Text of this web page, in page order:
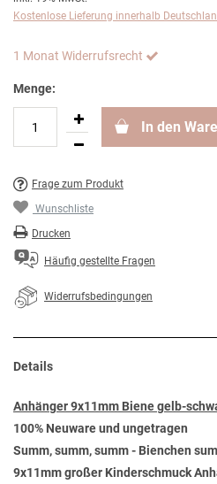
Kostenlose Lieferung innerhalb
1 Monat Widerrufsrecht
Menge:
In den
Frage zum Produkt
Wunschliste
Drucken
Häufig gestellte Fragen
Widerrufsbedingungen
Details
Anhänger 9x11mm Biene gelb-
100% Neuware und ungetragen
Summ, summ, summ - Bienchen
9x11mm großer Kinderschmuck